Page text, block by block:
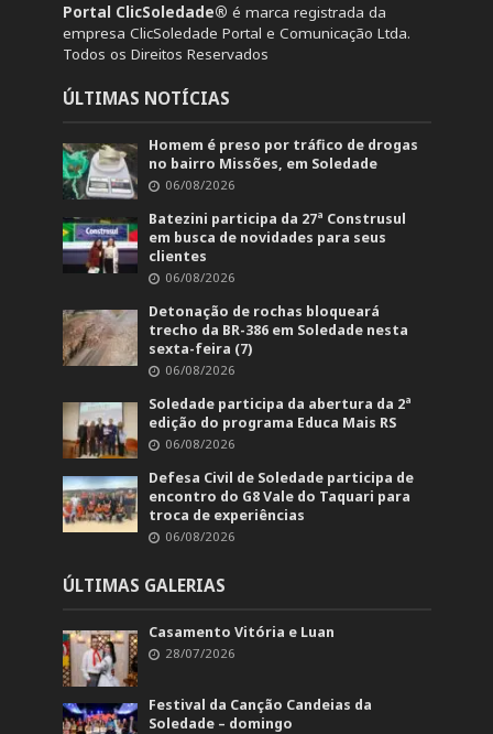
Portal ClicSoledade® é marca registrada da
empresa ClicSoledade Portal e Comunicação Ltda.
Todos os Direitos Reservados
ÚLTIMAS NOTÍCIAS
Homem é preso por tráfico de drogas
no bairro Missões, em Soledade
06/08/2026
Batezini participa da 27ª Construsul
em busca de novidades para seus
clientes
06/08/2026
Detonação de rochas bloqueará
trecho da BR-386 em Soledade nesta
sexta-feira (7)
06/08/2026
Soledade participa da abertura da 2ª
edição do programa Educa Mais RS
06/08/2026
Defesa Civil de Soledade participa de
encontro do G8 Vale do Taquari para
troca de experiências
06/08/2026
ÚLTIMAS GALERIAS
Casamento Vitória e Luan
28/07/2026
Festival da Canção Candeias da
Soledade – domingo